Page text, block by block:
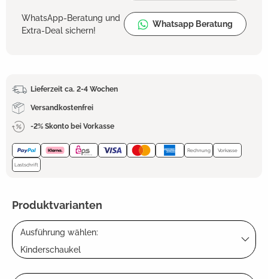
WhatsApp-Beratung und
Extra-Deal sichern!
Whatsapp Beratung
Lieferzeit ca. 2-4 Wochen
Versandkostenfrei
-2% Skonto bei Vorkasse
Rechnung Vorkasse
Lastschrift
Produktvarianten
Ausführung wählen:
Kinderschaukel